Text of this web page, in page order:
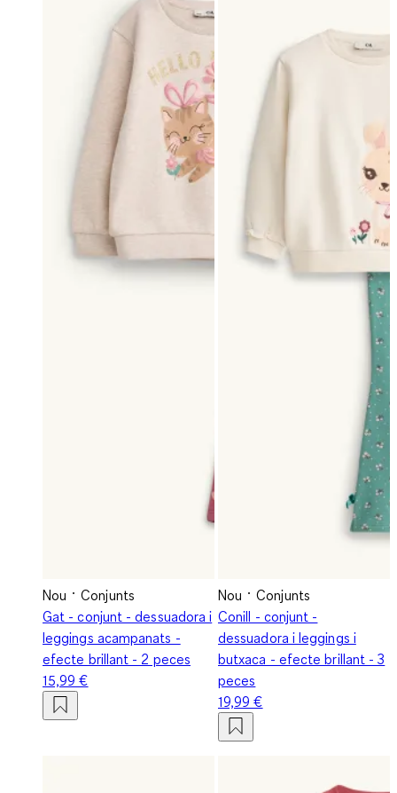
Nou
Conjunts
Gat - conjunt - dessuadora i
leggings acampanats -
efecte brillant - 2 peces
15,99 €
Nou
Conjunts
Conill - conjunt -
dessuadora i leggings i
butxaca - efecte brillant - 3
peces
19,99 €